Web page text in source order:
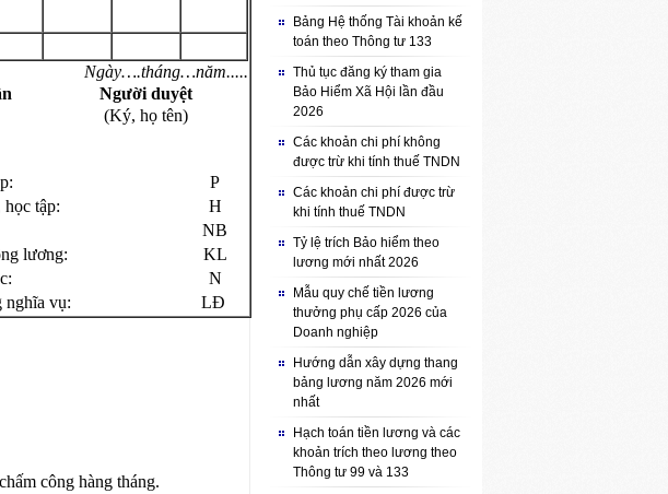
Ngày….tháng…năm.....
Người duyệt
(Ký, họ tên)
P
tập:
H
NB
lương:
KL
N
nghĩa vụ: LĐ
công hàng tháng.
Bảng Hệ thống Tài khoản kế
toán theo Thông tư 133
Thủ tục đăng ký tham gia
Bảo Hiểm Xã Hội lần đầu
2026
Các khoản chi phí không
được trừ khi tính thuế TNDN
Các khoản chi phí được trừ
khi tính thuế TNDN
Tỷ lệ trích Bảo hiểm theo
lương mới nhất 2026
Mẫu quy chế tiền lương
thưởng phụ cấp 2026 của
Doanh nghiệp
Hướng dẫn xây dựng thang
bảng lương năm 2026 mới
nhất
Hạch toán tiền lương và các
khoản trích theo lương theo
Thông tư 99 và 133